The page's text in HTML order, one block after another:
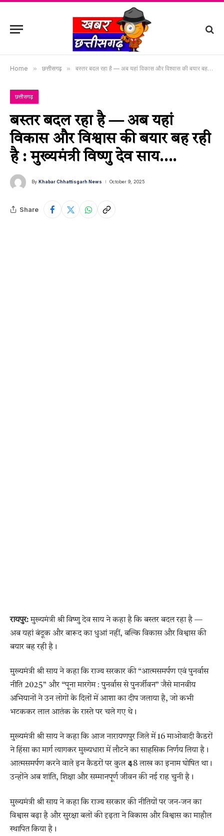
Home » छत्तीसगढ़ » बस्तर बदल रहा है — अब यहां विकास और विश्वास की बयार बह रही है : मुख्यमंत्री विष्णु देव साय….
छत्तीसगढ़
बस्तर बदल रहा है — अब यहां
विकास और विश्वास की बयार बह रही
है : मुख्यमंत्री विष्णु देव साय….
By Khabar Chhattisgarh News October 9, 2025
Share
रायपुर:मुख्यमंत्री श्री विष्णु देव साय ने कहा है कि बस्तर बदल रहा है —
अब यहां बंदूक और बारूद का धुआं नहीं, बल्कि विकास और विश्वास की
बयार बह रही है।
मुख्यमंत्री श्री साय ने कहा कि राज्य सरकार की “आत्मसमर्पण एवं पुनर्वास
नीति 2025” और “पूना मारगेम : पुनर्वास से पुनर्जीवन” जैसे मानवीय
अभियानों ने उन लोगों के दिलों में आशा का दीप जलाया है, जो कभी
भटककर लाल आतंक के रास्ते पर चले गए थे।
मुख्यमंत्री श्री साय ने कहा कि आज नारायणपुर जिले में 16 माओवादी कैडरों
ने हिंसा का मार्ग त्यागकर मुख्यधारा में लौटने का साहसिक निर्णय लिया है।
आत्मसमर्पण करने वाले इन कैडरों पर कुल ₹48 लाख का इनाम घोषित था।
उन्होंने अब शांति, शिक्षा और सम्मानपूर्ण जीवन की नई राह चुनी है।
मुख्यमंत्री श्री साय ने कहा कि राज्य सरकार की नीतियों पर जन-जन का
विश्वास बढ़ा है और सुरक्षा बलों की दृढ़ता ने विकास और विश्वास का माहौल
स्थापित किया है।